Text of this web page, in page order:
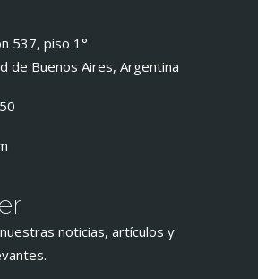
537, piso 1°
de Buenos Aires, Argentina
noticias, artículos y